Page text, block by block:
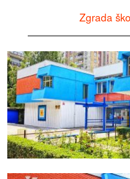
Zgrada